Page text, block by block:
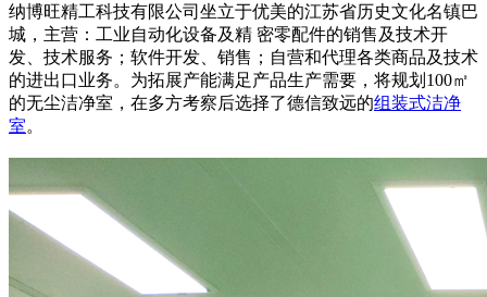
纳博旺精工科技有限公司坐立于优美的江苏省历史文化名镇巴
城，主营：工业自动化设备及精 密零配件的销售及技术开
发、技术服务；软件开发、销售；自营和代理各类商品及技术
的进出口业务。为拓展产能满足产品生产需要，将规划100㎡
的无尘洁净室，在多方考察后选择了德信致远的组装式洁净
室。